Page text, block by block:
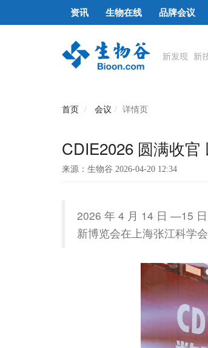
资讯 生物在线 品牌会议
首页 会议 详情页
CDIE2026 圆满收
来源：生物谷 2026-04-20 12:34
2026 年 4 月 14 日 —15
新博览会在上海张江科学